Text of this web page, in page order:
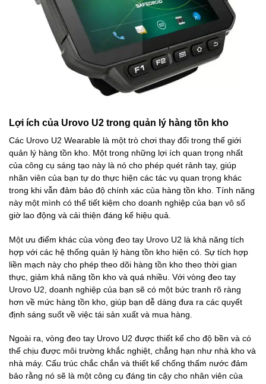
Lợi ích của Urovo U2 trong quản lý hàng tồn kho
Các Urovo U2 Wearable là một trò chơi thay đổi trong thế giới
quản lý hàng tồn kho. Một trong những lợi ích quan trọng nhất
của công cụ sáng tạo này là nó cho phép quét rảnh tay, giúp
nhân viên của bạn tự do thực hiện các tác vụ quan trọng khác
trong khi vẫn đảm bảo độ chính xác của hàng tồn kho. Tính năng
này một mình có thể tiết kiệm cho doanh nghiệp của bạn vô số
giờ lao động và cải thiện đáng kể hiệu quả.
Một ưu điểm khác của vòng đeo tay Urovo U2 là khả năng tích
hợp với các hệ thống quản lý hàng tồn kho hiện có. Sự tích hợp
liền mạch này cho phép theo dõi hàng tồn kho theo thời gian
thực, giảm khả năng tồn kho và quá nhiều. Với vòng đeo tay
Urovo U2, doanh nghiệp của bạn sẽ có một bức tranh rõ ràng
hơn về mức hàng tồn kho, giúp bạn dễ dàng đưa ra các quyết
định sáng suốt về việc tái sản xuất và mua hàng.
Ngoài ra, vòng đeo tay Urovo U2 được thiết kế cho độ bền và có
thể chịu được môi trường khắc nghiệt, chẳng hạn như nhà kho và
nhà máy. Cấu trúc chắc chắn và thiết kế chống thấm nước đảm
bảo rằng nó sẽ là một công cụ đáng tin cậy cho nhân viên của